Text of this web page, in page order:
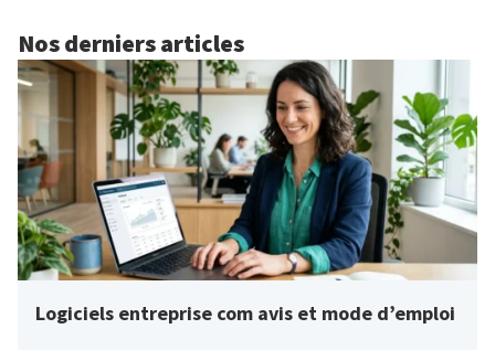
Nos derniers articles
Logiciels entreprise com avis et mode d’emploi